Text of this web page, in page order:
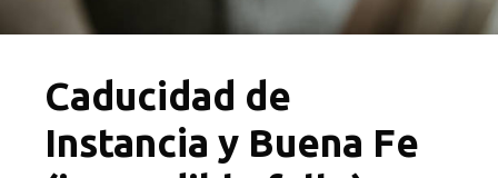
Caducidad de
Instancia y Buena Fe